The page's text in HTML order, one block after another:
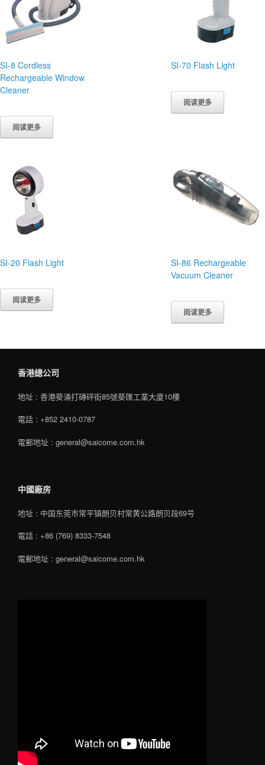
SI-8 Cordless
Rechargeable Window
Cleaner
阅读更多
SI-70 Flash Light
阅读更多
SI-20 Flash Light
阅读更多
SI-86 Rechargeable
Vacuum Cleaner
阅读更多
香港總公司
地址 : 香港葵涌打磚砰街85號葵匯工業大廈10樓
電話 : +852 2410-0787
電郵地址 : general@saicome.com.hk
中國廠房
地址 : 中国东莞市常平镇朗贝村常黄公路朗贝段69号
電話 : +86 (769) 8333-7548
電郵地址 : general@saicome.com.hk